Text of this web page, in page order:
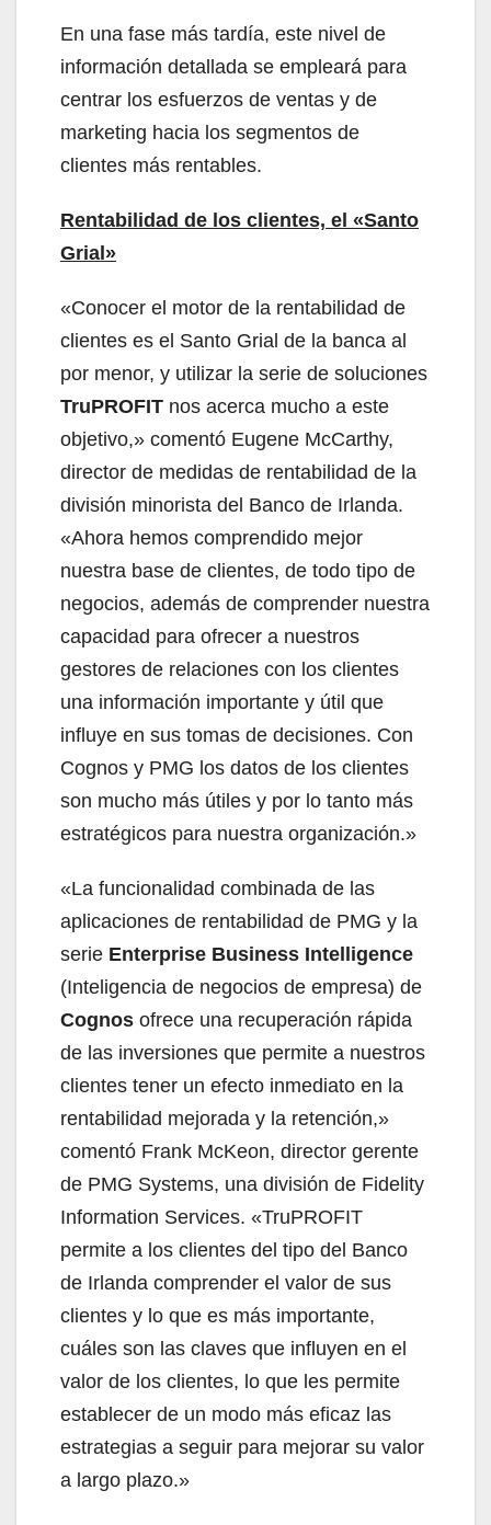
En una fase más tardía, este nivel de
información detallada se empleará para
centrar los esfuerzos de ventas y de
marketing hacia los segmentos de
clientes más rentables.
Rentabilidad de los clientes, el «Santo
Grial»
«Conocer el motor de la rentabilidad de
clientes es el Santo Grial de la banca al
por menor, y utilizar la serie de soluciones
TruPROFIT nos acerca mucho a este
objetivo,» comentó Eugene McCarthy,
director de medidas de rentabilidad de la
división minorista del Banco de Irlanda.
«Ahora hemos comprendido mejor
nuestra base de clientes, de todo tipo de
negocios, además de comprender nuestra
capacidad para ofrecer a nuestros
gestores de relaciones con los clientes
una información importante y útil que
influye en sus tomas de decisiones. Con
Cognos y PMG los datos de los clientes
son mucho más útiles y por lo tanto más
estratégicos para nuestra organización.»
«La funcionalidad combinada de las
aplicaciones de rentabilidad de PMG y la
serie Enterprise Business Intelligence
(Inteligencia de negocios de empresa) de
Cognos ofrece una recuperación rápida
de las inversiones que permite a nuestros
clientes tener un efecto inmediato en la
rentabilidad mejorada y la retención,»
comentó Frank McKeon, director gerente
de PMG Systems, una división de Fidelity
Information Services. «TruPROFIT
permite a los clientes del tipo del Banco
de Irlanda comprender el valor de sus
clientes y lo que es más importante,
cuáles son las claves que influyen en el
valor de los clientes, lo que les permite
establecer de un modo más eficaz las
estrategias a seguir para mejorar su valor
a largo plazo.»